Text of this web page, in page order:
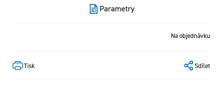
Tisk Sdílet
Na objednávku
Parametry